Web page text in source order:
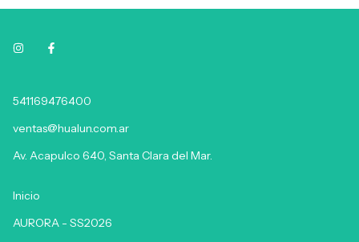
541169476400
ventas@hualun.com.ar
Av. Acapulco 640, Santa Clara del Mar.
Inicio
AURORA - SS2026